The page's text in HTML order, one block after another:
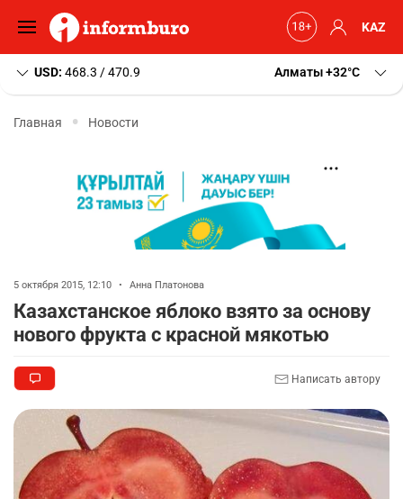
KAZ
USD: 468.3 / 470.9 Алматы+32 C
Главная Новости
5 октября 2015, 12:10 • Анна Платонова
Казахстанское яблоко взято за основу
нового фрукта с красной мякотью
Написать автору